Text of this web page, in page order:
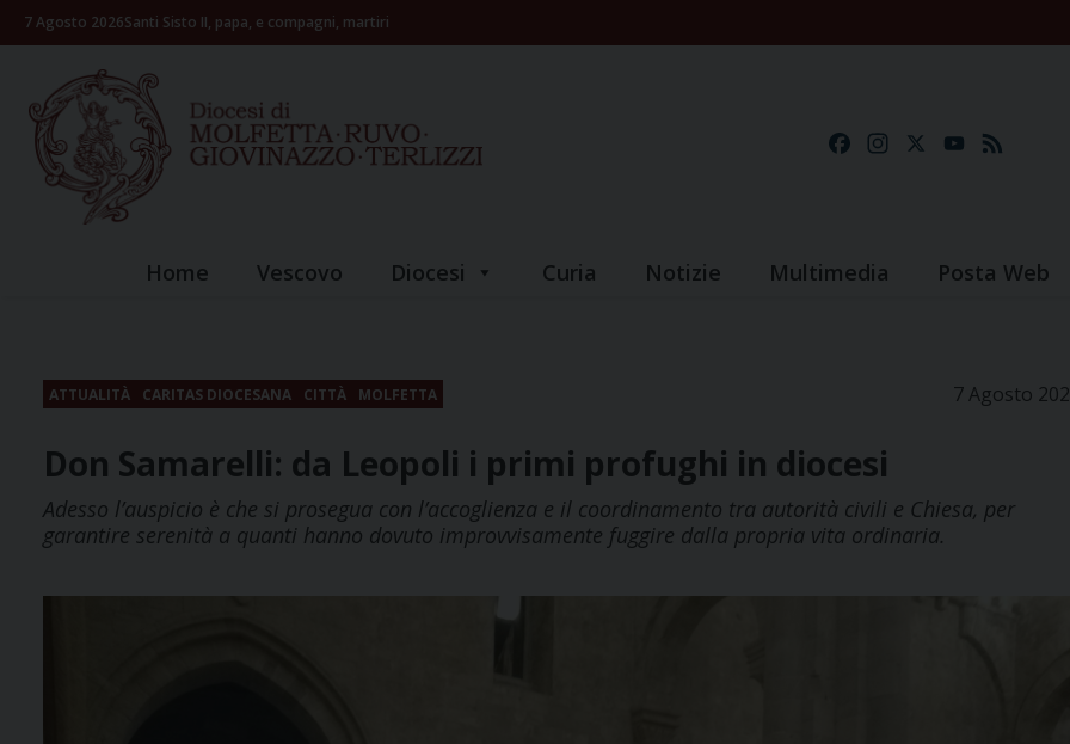
Skip7 Agosto 2026Santi Sisto II, papa, e compagni, martiri
FacebookInstagramYouTube
Home Vescovo Diocesi Curia Notizie Multimedia Posta Web
ATTUALITÀ CARITAS DIOCESANA CITTÀ MOLFETTA 7 Agosto
Don Samarelli: da Leopoli i primi profughi in diocesi
Adesso l’auspicio è che si prosegua con l’accoglienza e il coordinamento tra autorità civili e Chiesa, per
garantire serenità a quanti hanno dovuto improvvisamente fuggire dalla propria vita ordinaria.